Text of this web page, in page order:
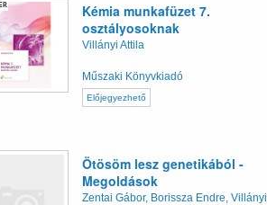
Kémia munkafüzet 7.
osztályosoknak
Villányi Attila
Műszaki Könyvkiadó
Előjegyezhető
Ötösöm lesz genetikából -
Megoldások
Zentai Gábor, Borissza Endre, Villányi